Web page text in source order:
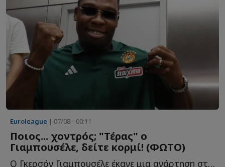
Euroleague | 07/08 - 00:11
Ποιος... χοντρός; "Τέρας" ο
Γιαμπουσέλε, δείτε κορμί! (ΦΩΤΟ)
Ο Γκερσόν Γιαμπουσέλε έκανε μια ανάρτηση στα social media, κ...